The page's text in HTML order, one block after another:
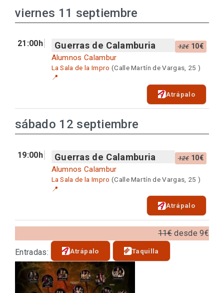
viernes 11 septiembre
21:00h Guerras de Calamburia 12€10€
Alumnos Calambur
La Sala de la Impro (Calle Martín de Vargas, 25 )
📍
Atrápalo
sábado 12 septiembre
19:00h Guerras de Calamburia 12€10€
Alumnos Calambur
La Sala de la Impro (Calle Martín de Vargas, 25 )
📍
Atrápalo
11€ desde 9€
Entradas:
Atrápalo Taquilla